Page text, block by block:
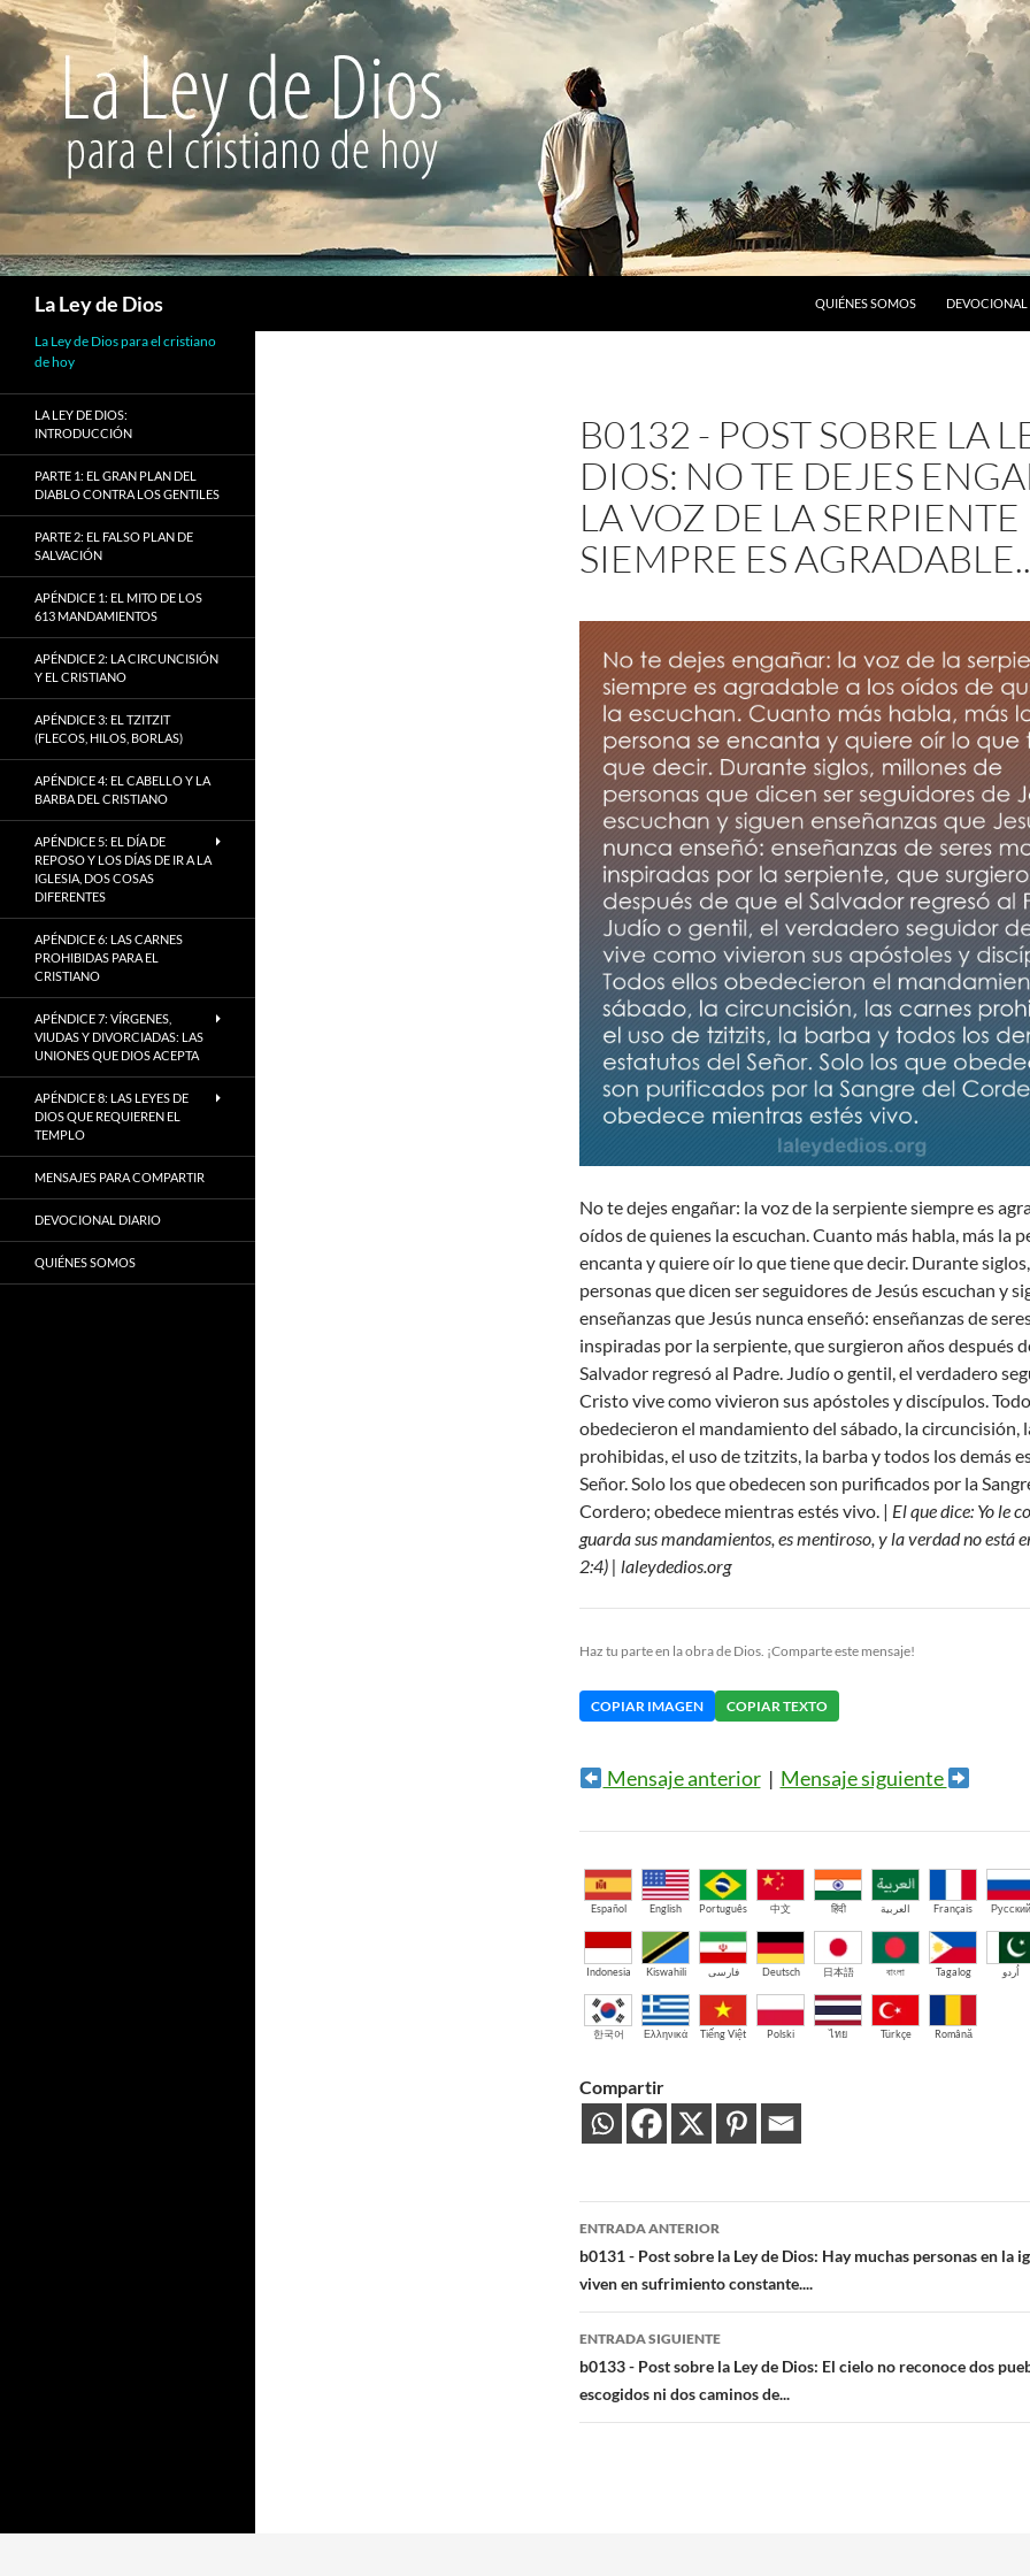
La Ley de Dios
QUIÉNES SOMOS
B0132 - POST SOBRE LA
DIOS: NO TE DEJES
LA VOZ DE LA SERPIENTE
SIEMPRE ES
No te dejes engañar: la voz de la serpiente siempre es
oídos de quienes la escuchan. Cuanto más habla, más la
encanta y quiere oír lo que tiene que decir. Durante
personas que dicen ser seguidores de Jesús escuchan y
enseñanzas que Jesús nunca enseñó: enseñanzas de
inspiradas por la serpiente, que surgieron años después
Salvador regresó al Padre. Judío o gentil, el verdadero
Cristo vive como vivieron sus apóstoles y discípulos.
obedecieron el mandamiento del sábado, la circuncisión,
prohibidas, el uso de tzitzits, la barba y todos los demás
Señor. Solo los que obedecen son purificados por la
Cordero; obedece mientras estés vivo. | El que dice: Yo le
guarda sus mandamientos, es mentiroso, y la verdad no está
2:4) | laleydedios.org
Haz tu parte en la obra de Dios. ¡Comparte este mensaje!
COPIAR IMAGEN COPIAR TEXTO
Mensaje anterior| Mensaje siguiente
Español English Português 中文 हिंदी العربية Français Русский
Indonesia Kiswahili فارسی Deutsch 日本語 বাংলা Tagalog اُردو
한국어 Ελληνικά Tiếng Việt Polski ไทย Türkçe Română
Compartir
Navegación
de
entradas
ENTRADA ANTERIOR
b0131 - Post sobre la Ley de Dios: Hay muchas personas en la
viven en sufrimiento constante....
ENTRADA SIGUIENTE
b0133 - Post sobre la Ley de Dios: El cielo no reconoce dos
escogidos ni dos caminos de...
La Ley de Dios para el cristiano
de hoy
LA LEY DE DIOS:
INTRODUCCIÓN
PARTE 1: EL GRAN PLAN DEL
DIABLO CONTRA LOS GENTILES
PARTE 2: EL FALSO PLAN DE
SALVACIÓN
APÉNDICE 1: EL MITO DE LOS
613 MANDAMIENTOS
APÉNDICE 2: LA CIRCUNCISIÓN
Y EL CRISTIANO
APÉNDICE 3: EL TZITZIT
(FLECOS, HILOS, BORLAS)
APÉNDICE 4: EL CABELLO Y LA
BARBA DEL CRISTIANO
APÉNDICE 5: EL DÍA DE
REPOSO Y LOS DÍAS DE IR A LA
IGLESIA, DOS COSAS
DIFERENTES
APÉNDICE 6: LAS CARNES
PROHIBIDAS PARA EL
CRISTIANO
APÉNDICE 7: VÍRGENES,
VIUDAS Y DIVORCIADAS: LAS
UNIONES QUE DIOS ACEPTA
APÉNDICE 8: LAS LEYES DE
DIOS QUE REQUIEREN EL
TEMPLO
MENSAJES PARA COMPARTIR
DEVOCIONAL DIARIO
QUIÉNES SOMOS